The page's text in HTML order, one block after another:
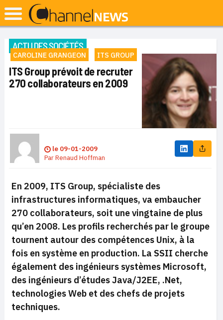
ACTU DES SOCIÉTÉS
CAROLINE GRANGEON ITS GROUP
ITS Group prévoit de recruter
270 collaborateurs en 2009
le 09-01-2009
ParRenaud Hoffman
En 2009, ITS Group, spécialiste des
infrastructures informatiques, va embaucher
270 collaborateurs, soit une vingtaine de plus
qu’en 2008. Les profils recherchés par le groupe
tournent autour des compétences Unix, à la
fois en système en production. La SSII cherche
également des ingénieurs systèmes Microsoft,
des ingénieurs d’études Java/J2EE, .Net,
technologiesWeb et des chefs de projets
techniques.